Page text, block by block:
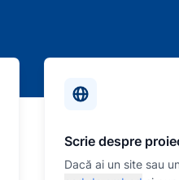
Scrie despre
Dacă ai un site sau